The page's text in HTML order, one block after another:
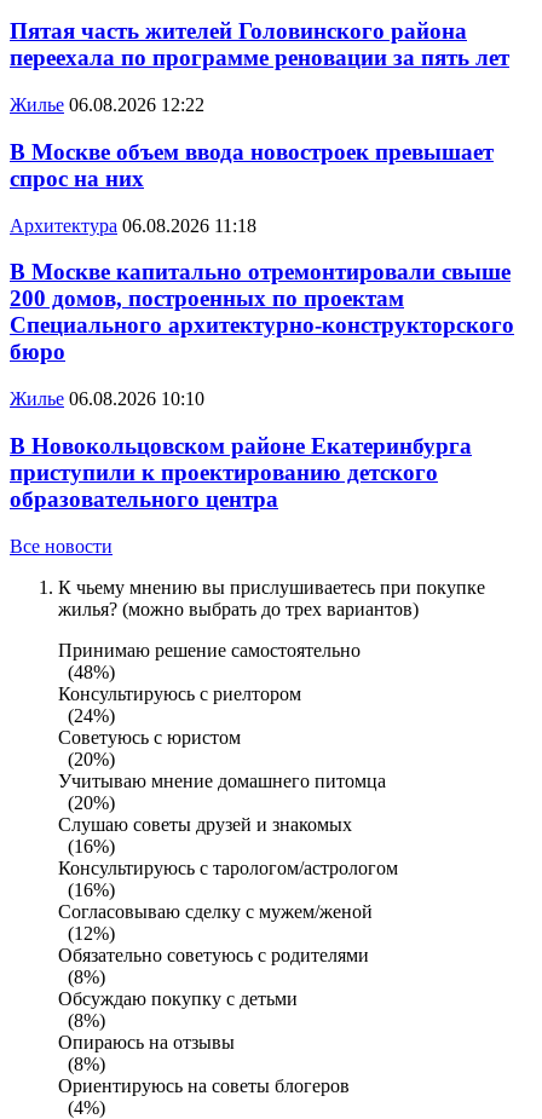
Пятая часть жителей Головинского района
переехала по программе реновации за пять лет
Жилье 06.08.2026 12:22
В Москве объем ввода новостроек превышает
спрос на них
Архитектура 06.08.2026 11:18
В Москве капитально отремонтировали свыше
200 домов, построенных по проектам
Специального архитектурно-конструкторского
бюро
Жилье 06.08.2026 10:10
В Новокольцовском районе Екатеринбурга
приступили к проектированию детского
образовательного центра
Все новости
К чьему мнению вы прислушиваетесь при покупке
жилья? (можно выбрать до трех вариантов)
Принимаю решение самостоятельно
(48%)
Консультируюсь с риелтором
(24%)
Советуюсь с юристом
(20%)
Учитываю мнение домашнего питомца
(20%)
Слушаю советы друзей и знакомых
(16%)
Консультируюсь с тарологом/астрологом
(16%)
Согласовываю сделку с мужем/женой
(12%)
Обязательно советуюсь с родителями
(8%)
Обсуждаю покупку с детьми
(8%)
Опираюсь на отзывы
(8%)
Ориентируюсь на советы блогеров
(4%)